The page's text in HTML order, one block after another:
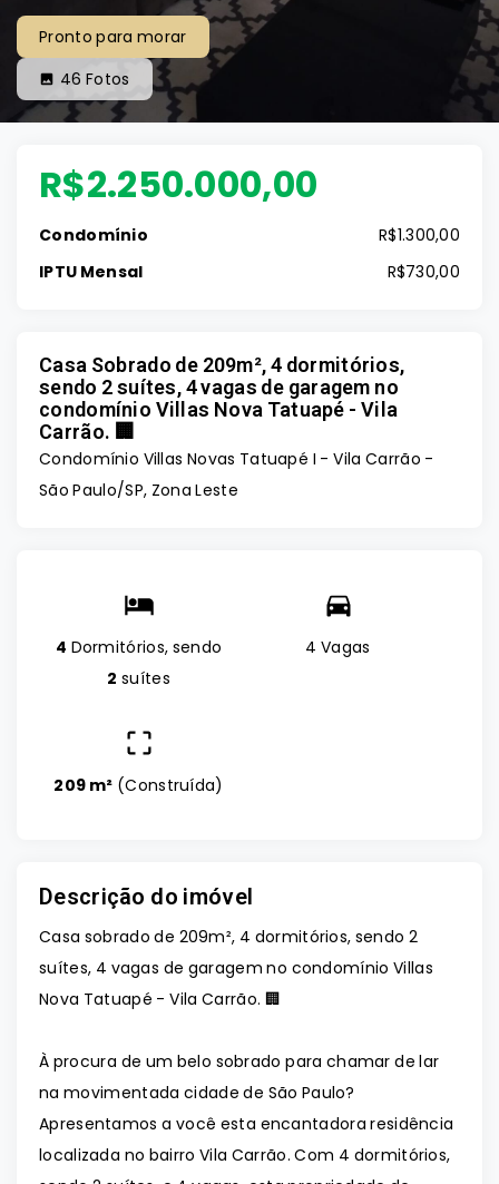
Pronto para morar
46 Fotos
R$2.250.000,00
Condomínio
R$1.300,00
IPTU Mensal
R$730,00
Casa Sobrado de 209m², 4 dormitórios,
sendo 2 suítes, 4 vagas de garagem no
condomínio Villas Nova Tatuapé - Vila
Carrão. 🏢
Condomínio Villas Novas Tatuapé I -Vila Carrão -
São Paulo/SP, Zona Leste
4 Dormitórios, sendo
2 suítes
4 Vagas
209 m² (Construída)
Descrição do imóvel
Casa sobrado de 209m², 4 dormitórios, sendo 2
suítes, 4 vagas de garagem no condomínio Villas
Nova Tatuapé - Vila Carrão. 🏢
À procura de um belo sobrado para chamar de lar
na movimentada cidade de São Paulo?
Apresentamos a você esta encantadora residência
localizada no bairro Vila Carrão. Com 4 dormitórios,